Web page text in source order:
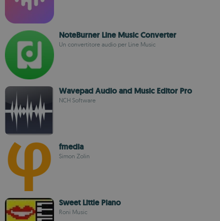
NoteBurner Line Music Converter
Un convertitore audio per Line Music
Wavepad Audio and Music Editor Pro
NCH Software
fmedia
Simon Zolin
Sweet Little Piano
Roni Music